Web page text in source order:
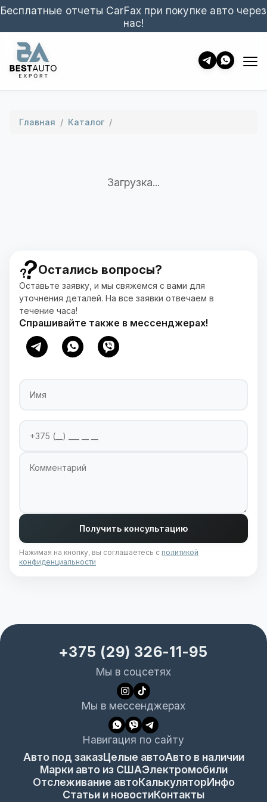
Бесплатные отчеты CarFax при покупке авто через
нас!
Главная / Каталог /
Загрузка...
Остались вопросы?
Оставьте заявку, и мы свяжемся с вами для
уточнения деталей. На все заявки отвечаем в
течение часа!
Спрашивайте также в мессенджерах!
Получить консультацию
Нажимая на кнопку, вы соглашаетесь с политикой
конфиденциальности
+375 (29) 326-11-95
Мы в соцсетях
Мы в мессенджерах
Навигация по сайту
Авто под заказЦелые автоАвто в наличии
Марки авто из СШАЭлектромобили
Отслеживание автоКалькуляторИнфо
Статьи и новостиКонтакты